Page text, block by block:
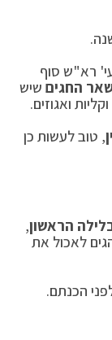
רא"ש סוף
החגים שיש
ואגוזים.
, טוב לעשות כן
הראשון,
לאכול את
הכנתם.